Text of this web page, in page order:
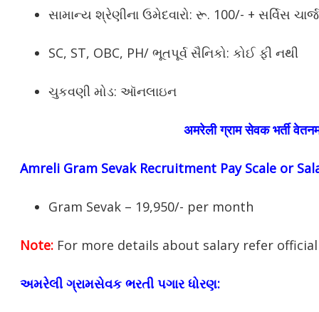
સામાન્ય શ્રેણીના ઉમેદવારો: રૂ. 100/- + સર્વિસ ચાર્જ
SC, ST, OBC, PH/ ભૂતપૂર્વ સૈનિકો: કોઈ ફી નથી
ચુકવણી મોડ: ઑનલાઇન
अमरेलीग्राम सेवक भर्ती
Amreli Gram Sevak Recruitment Pay Scale or
Gram Sevak – 19,950/- per month
Note: For more details about salary refer
અમરેલી ગ્રામસેવક ભરતી પગાર ધોરણ: